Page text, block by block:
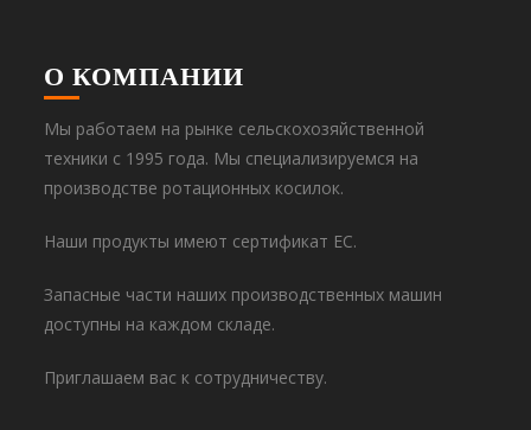
О КОМПАНИИ
Мы работаем на рынке сельскохозяйственной
техники с 1995 года. Мы специализируемся на
производстве ротационных косилок.
Наши продукты имеют сертификат EC.
Запасные части наших производственных машин
доступны на каждом складе.
Приглашаем вас к сотрудничеству.